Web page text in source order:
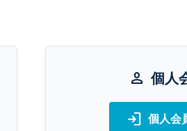
person 個人
login 個人会